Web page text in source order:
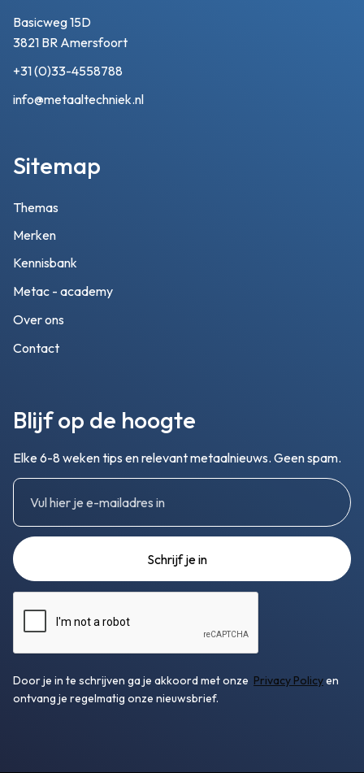
Basicweg 15D
3821 BR Amersfoort
+31 (0)33-4558788
info@metaaltechniek.nl
Sitemap
Themas
Merken
Kennisbank
Metac - academy
Over ons
Contact
Blijf op de hoogte
Elke 6-8 weken tips en relevant metaalnieuws. Geen spam.
Door je in te schrijven ga je akkoord met onze Privacy Policyen
ontvang je regelmatig onze nieuwsbrief.